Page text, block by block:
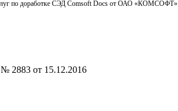
услуг по доработке СЭД Comsoft Docs от ОАО «КОМСОФТ»
2883 от 15.12.2016